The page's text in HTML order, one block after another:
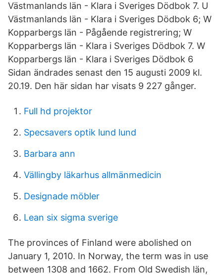
Västmanlands län - Klara i Sveriges Dödbok 7. U
Västmanlands län - Klara i Sveriges Dödbok 6; W
Kopparbergs län - Pågående registrering; W
Kopparbergs län - Klara i Sveriges Dödbok 7. W
Kopparbergs län - Klara i Sveriges Dödbok 6
Sidan ändrades senast den 15 augusti 2009 kl.
20.19. Den här sidan har visats 9 227 gånger.
Full hd projektor
Specsavers optik lund lund
Barbara ann
Vällingby läkarhus allmänmedicin
Designade möbler
Lean six sigma sverige
The provinces of Finland were abolished on
January 1, 2010. In Norway, the term was in use
between 1308 and 1662. From Old Swedish län,